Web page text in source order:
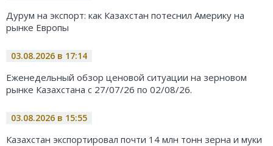
Дурум на экспорт: как Казахстан потеснил Америку на
рынке Европы
03.08.2026 в 17:14
Еженедельный обзор ценовой ситуации на зерновом
рынке Казахстана с 27/07/26 по 02/08/26.
03.08.2026 в 15:55
Казахстан экспортировал почти 14 млн тонн зерна и муки